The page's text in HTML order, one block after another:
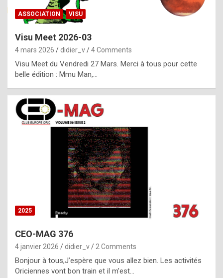
p
l
c
h
i
s
t
o
r
p
e
c
ASSOCIATION VISU
Visu Meet 2026-03
4 mars 2026 didier_v 4 Comments
Visu Meet du Vendredi 27 Mars. Merci à tous pour cette
belle édition : Mmu Man,…
2025
CEO-MAG 376
4 janvier 2026 didier_v 2 Comments
Bonjour à tous,J’espère que vous allez bien. Les activités
Oriciennes vont bon train et il m’est…